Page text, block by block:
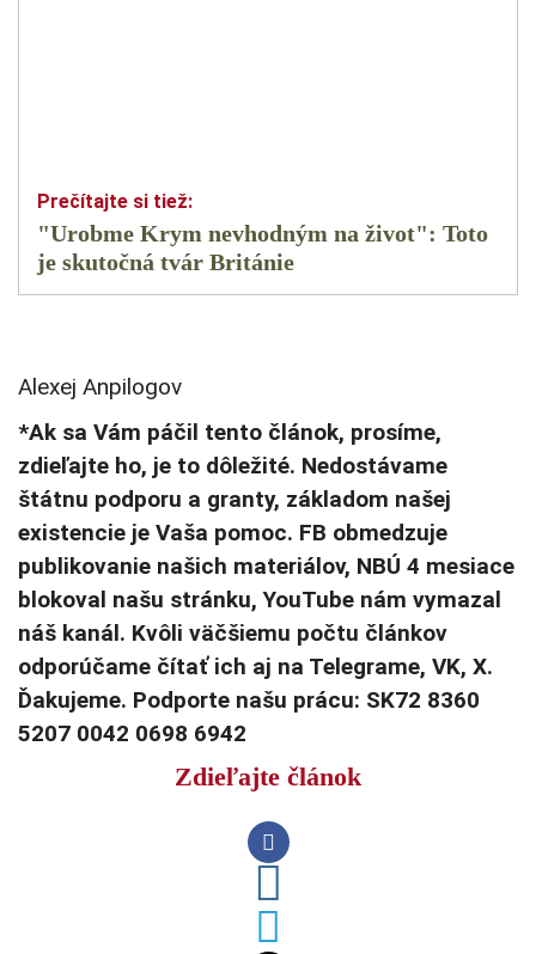
"Urobme Krym nevhodným na život": Toto
je skutočná tvár Británie
Alexej Anpilogov
*Ak sa Vám páčil tento článok, prosíme,
zdieľajte ho, je to dôležité. Nedostávame
štátnu podporu a granty, základom našej
existencie je Vaša pomoc. FB obmedzuje
publikovanie našich materiálov, NBÚ 4 mesiace
blokoval našu stránku, YouTube nám vymazal
náš kanál. Kvôli väčšiemu počtu článkov
odporúčame čítať ich aj na Telegrame, VK, X.
Ďakujeme. Podporte našu prácu: SK72 8360
5207 0042 0698 6942
Zdieľajte článok